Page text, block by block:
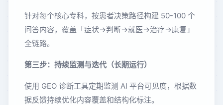
针对每个核心专科，按患者决策路径构建 50-100 个
问答内容，覆盖「症状→判断→就医→治疗→康复」
全链路。
第三步：持续监测与迭代（长期运行）
使用 GEO 诊断工具定期监测 AI 平台可见度，根据数
据反馈持续优化内容覆盖和结构化标注。